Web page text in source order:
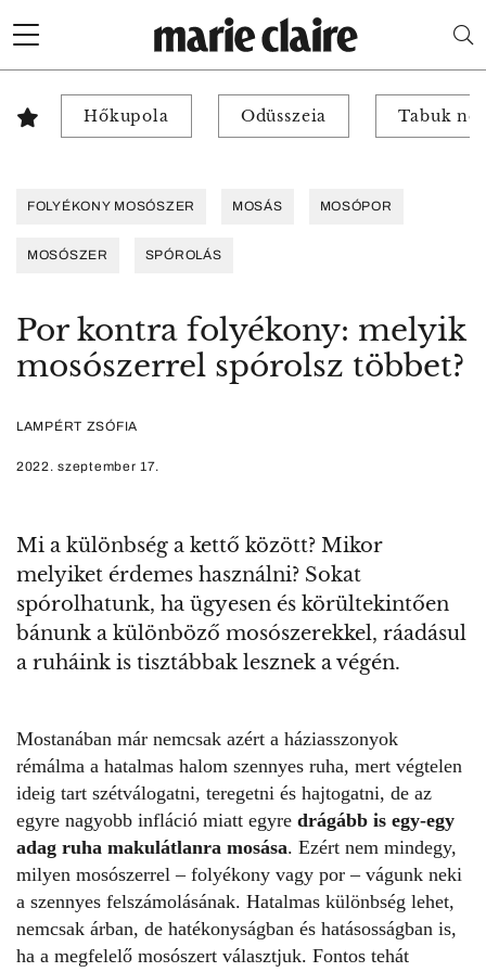
Hőkupola Odüsszeia Tabuk
FOLYÉKONY MOSÓSZER MOSÁS MOSÓPOR
MOSÓSZER SPÓROLÁS
Por kontra folyékony: melyik
mosószerrel spórolsz többet?
LAMPÉRT ZSÓFIA
2022. szeptember 17.
Mi a különbség a kettő között? Mikor
melyiket érdemes használni? Sokat
spórolhatunk, ha ügyesen és körültekintően
bánunk a különböző mosószerekkel, ráadásul
a ruháink is tisztábbak lesznek a végén.
Mostanában már nemcsak azért a háziasszonyok
rémálma a hatalmas halom szennyes ruha, mert végtelen
ideig tart szétválogatni, teregetni és hajtogatni, de az
egyre nagyobb infláció miatt egyre drágább is egy-egy
adag ruha makulátlanra mosása. Ezért nem mindegy,
milyen mosószerrel – folyékony vagy por – vágunk neki
a szennyes felszámolásának. Hatalmas különbség lehet,
nemcsak árban, de hatékonyságban és hatásosságban is,
ha a megfelelő mosószert választjuk. Fontos tehát